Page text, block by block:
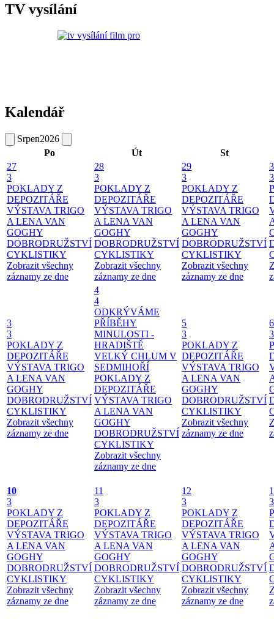
TV vysílání
Kalendář
Srpen2026
Po
Út
St
27
3
POKLADY Z
DEPOZITÁŘE
VÝSTAVA TRIGO
A LENA VAN
GOGHY
DOBRODRUŽSTVÍ
CYKLISTIKY
Zobrazit všechny
záznamy ze dne
28
3
POKLADY Z
DEPOZITÁŘE
VÝSTAVA TRIGO
A LENA VAN
GOGHY
DOBRODRUŽSTVÍ
CYKLISTIKY
Zobrazit všechny
záznamy ze dne
29
3
POKLADY Z
DEPOZITÁŘE
VÝSTAVA TRIGO
A LENA VAN
GOGHY
DOBRODRUŽSTVÍ
CYKLISTIKY
Zobrazit všechny
záznamy ze dne
3
3
3
POKLADY Z
DEPOZITÁŘE
VÝSTAVA TRIGO
A LENA VAN
GOGHY
DOBRODRUŽSTVÍ
CYKLISTIKY
Zobrazit všechny
záznamy ze dne
4
4
ODKRÝVÁME
PŘÍBĚHY
MINULOSTI -
HRADIŠTĚ
VELKÝ CHLUM V
SEDMIHOŘÍ
POKLADY Z
DEPOZITÁŘE
VÝSTAVA TRIGO
A LENA VAN
GOGHY
DOBRODRUŽSTVÍ
CYKLISTIKY
Zobrazit všechny
záznamy ze dne
5
3
POKLADY Z
DEPOZITÁŘE
VÝSTAVA TRIGO
A LENA VAN
GOGHY
DOBRODRUŽSTVÍ
CYKLISTIKY
Zobrazit všechny
záznamy ze dne
6
3
10
3
POKLADY Z
DEPOZITÁŘE
VÝSTAVA TRIGO
A LENA VAN
GOGHY
DOBRODRUŽSTVÍ
CYKLISTIKY
Zobrazit všechny
záznamy ze dne
11
3
POKLADY Z
DEPOZITÁŘE
VÝSTAVA TRIGO
A LENA VAN
GOGHY
DOBRODRUŽSTVÍ
CYKLISTIKY
Zobrazit všechny
záznamy ze dne
12
3
POKLADY Z
DEPOZITÁŘE
VÝSTAVA TRIGO
A LENA VAN
GOGHY
DOBRODRUŽSTVÍ
CYKLISTIKY
Zobrazit všechny
záznamy ze dne
3